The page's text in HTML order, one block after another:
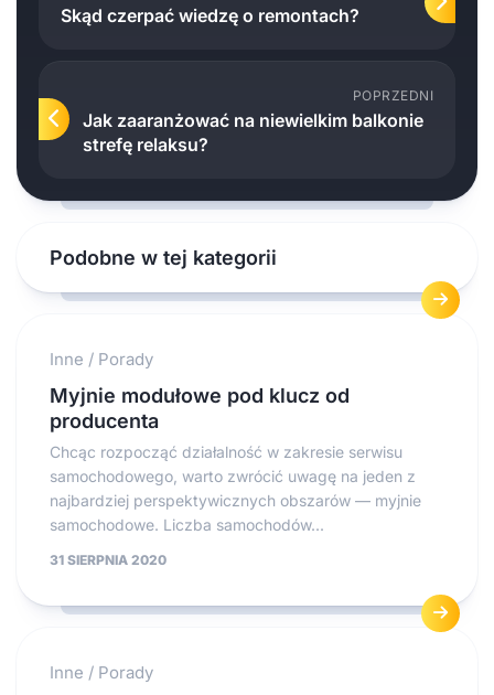
Skąd czerpać wiedzę o remontach?
POPRZEDNI
Jak zaaranżować na niewielkim balkonie
strefę relaksu?
Podobne w tej kategorii
Inne / Porady
Myjnie modułowe pod klucz od
producenta
Chcąc rozpocząć działalność w zakresie serwisu
samochodowego, warto zwrócić uwagę na jeden z
najbardziej perspektywicznych obszarów — myjnie
samochodowe. Liczba samochodów...
31 SIERPNIA 2020
Inne / Porady